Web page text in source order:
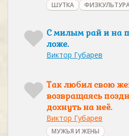
ШУТКА
С милым рай и на
ложе.
Виктор Губарев
Так любил свою
возвращаясь
дохнуть на неё.
Виктор Губарев
МУЖЬЯ И ЖЕНЫ